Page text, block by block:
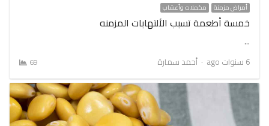
أمراض مزمنة مكملات وأعشاب
خمسة أطعمة تسبب الألتهابات المزمنه
…
6 سنوات ago
Author
أحمد سمارة 69